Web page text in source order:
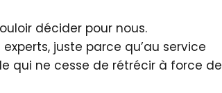
décider pour nous.
juste parce qu’au service
qui ne cesse de rétrécir à force de